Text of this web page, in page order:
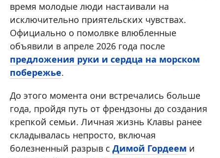
время молодые люди настаивали на
исключительно приятельских чувствах.
Официально о помолвке влюбленные
объявили в апреле 2026 года после
предложения руки и сердца на морском
побережье.
До этого момента они встречались больше
года, пройдя путь от френдзоны до создания
крепкой семьи. Личная жизнь Клавы ранее
складывалась непросто, включая
болезненный разрыв с Димой Гордеем и